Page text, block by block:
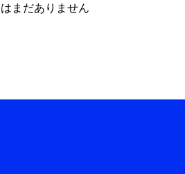
まだありません